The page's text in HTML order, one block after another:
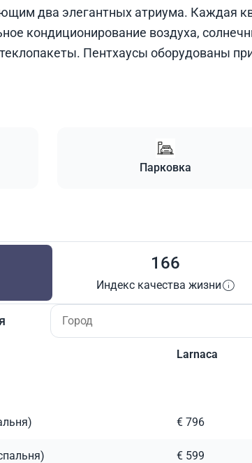
два элегантных атриума. Каждая
кондиционирование воздуха,
Пентхаусы оборудованы
Парковка
166
Индекс качества жизни
Larnaca
€ 796
€ 599